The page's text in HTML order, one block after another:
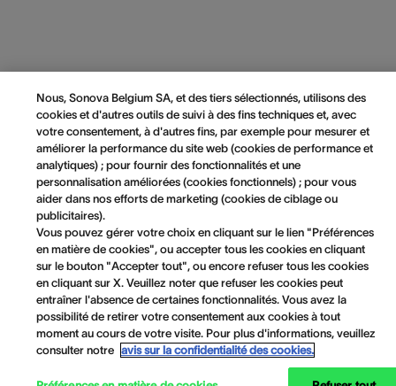
Nous, Sonova Belgium SA, et des tiers sélectionnés, utilisons des
cookies et d'autres outils de suivi à des fins techniques et, avec
votre consentement, à d'autres fins, par exemple pour mesurer et
améliorer la performance du site web (cookies de performance et
analytiques) ; pour fournir des fonctionnalités et une
personnalisation améliorées (cookies fonctionnels) ; pour vous
aider dans nos efforts de marketing (cookies de ciblage ou
publicitaires).
Vous pouvez gérer votre choix en cliquant sur le lien "Préférences
en matière de cookies", ou accepter tous les cookies en cliquant
sur le bouton "Accepter tout", ou encore refuser tous les cookies
en cliquant sur X. Veuillez noter que refuser les cookies peut
entraîner l'absence de certaines fonctionnalités. Vous avez la
possibilité de retirer votre consentement aux cookies à tout
moment au cours de votre visite. Pour plus d'informations, veuillez
consulter notre avis sur la confidentialité des cookies.